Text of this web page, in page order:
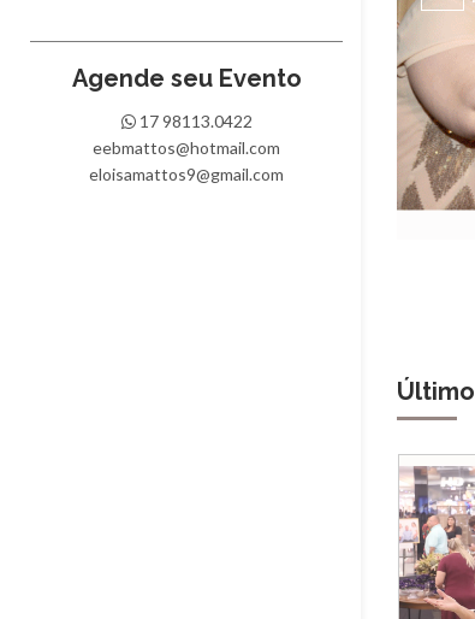
Agende seu Evento
17 98113.0422
eebmattos@hotmail.com
eloisamattos9@gmail.com